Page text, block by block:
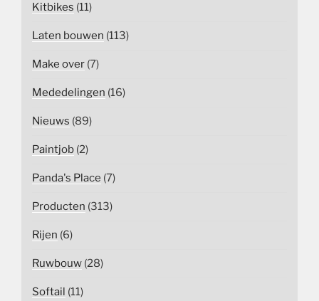
Kitbikes (11)
Laten bouwen (113)
Make over (7)
Mededelingen (16)
Nieuws (89)
Paintjob (2)
Panda's Place (7)
Producten (313)
Rijen (6)
Ruwbouw (28)
Softail (11)